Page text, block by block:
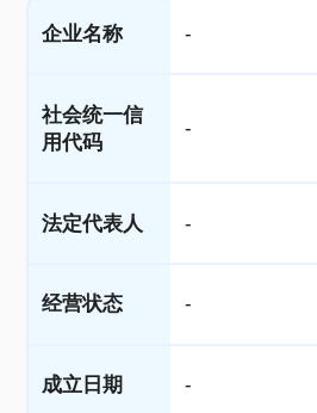
企业名称 -
社会统一信
用代码
-
法定代表人 -
经营状态 -
成立日期 -